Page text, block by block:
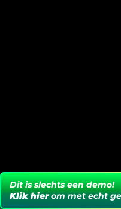
Dit is slechts een demo!
Klik hierom met echt